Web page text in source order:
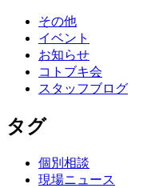
その他
イベント
お知らせ
コトブキ会
スタッフブログ
タグ
個別相談
現場ニュース